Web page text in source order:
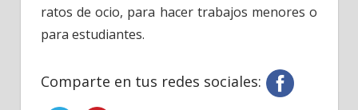
ratos de ocio, para hacer trabajos menores o
para estudiantes.
Comparte en tus redes sociales: